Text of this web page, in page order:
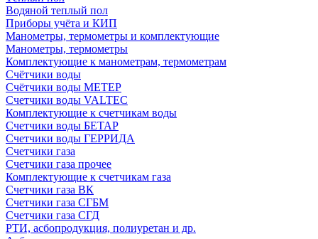
Водяной теплый пол
Приборы учёта и КИП
Манометры, термометры и комплектующие
Манометры, термометры
Комплектующие к манометрам, термометрам
Счётчики воды
Счётчики воды МЕТЕР
Счетчики воды VALTEC
Комплектующие к счетчикам воды
Счетчики воды БЕТАР
Счетчики воды ГЕРРИДА
Счетчики газа
Счетчики газа прочее
Комплектующие к счетчикам газа
Счетчики газа ВК
Счетчики газа СГБМ
Счетчики газа СГД
РТИ, асбопродукция, полиуретан и др.